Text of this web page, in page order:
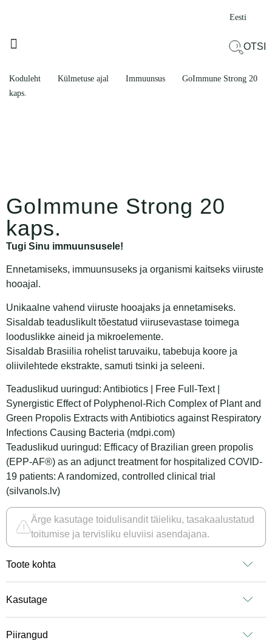
Eesti
OTSI
Koduleht Külmetuse ajal Immuunsus
GoImmune Strong 20
kaps.
GoImmune Strong 20
kaps.
Tugi Sinu immuunsusele!
Ennetamiseks, immuunsuseks ja organismi kaitseks viiruste
hooajal.
Unikaalne vahend viiruste hooajaks ja ennetamiseks.
Sisaldab teaduslikult tõestatud viirusevastase toimega
looduslikke aineid ja mikroelemente.
Sisaldab Brasiilia rohelist taruvaiku, tabebuja koore ja
oliivilehtede ekstrakte, samuti tsinki ja seleeni.
Teaduslikud uuringud: Antibiotics | Free Full-Text |
Synergistic Effect of Polyphenol-Rich Complex of Plant and
Green Propolis Extracts with Antibiotics against Respiratory
Infections Causing Bacteria (mdpi.com)
Teaduslikud uuringud: Efficacy of Brazilian green propolis
(EPP-AF®) as an adjunct treatment for hospitalized COVID-
19 patients: A randomized, controlled clinical trial
(silvanols.lv)
Ärge kasutage toidulisandit täieliku, tasakaalustatud
toitumise ja tervisliku eluviisi asendajana.
Toote kohta
Kasutage
Piirangud